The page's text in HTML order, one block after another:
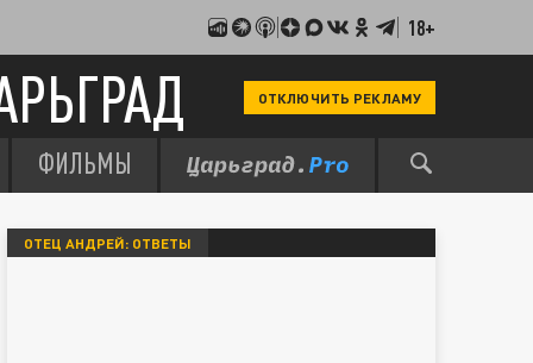
18+
ОТКЛЮЧИТЬ РЕКЛАМУ
ФИЛЬМЫ
ОТЕЦ АНДРЕЙ: ОТВЕТЫ